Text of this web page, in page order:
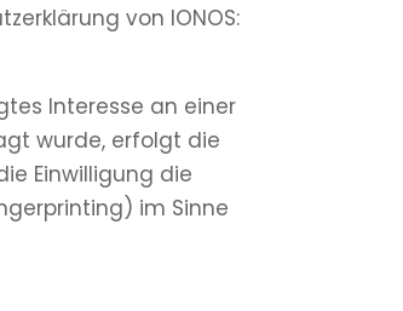
von IONOS:
Interesse an einer
wurde, erfolgt die
Einwilligung die
im Sinne